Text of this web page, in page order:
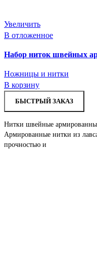
Увеличить
В отложенное
Набор ниток швейных
Ножницы и нитки
В корзину
БЫСТРЫЙ ЗАКАЗ
Нитки швейные
Армированные нитки из
прочностью и